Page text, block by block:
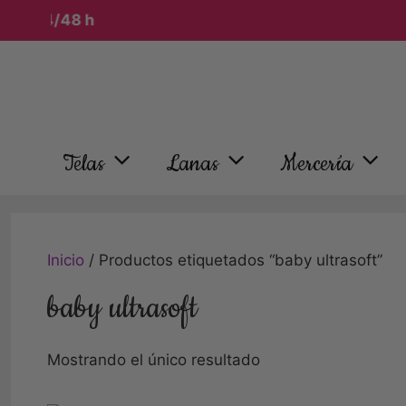
24/48 h
Telas Lanas Mercería
Inicio / Productos etiquetados “baby ultrasoft”
baby ultrasoft
Mostrando el único resultado